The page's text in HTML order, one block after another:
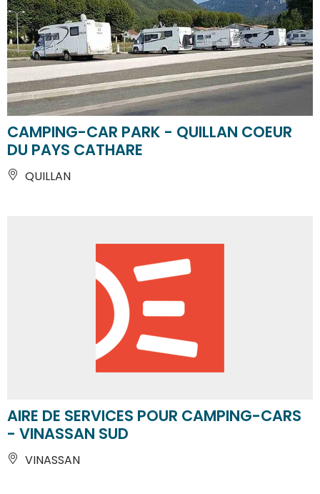
CAMPING-CAR PARK - QUILLAN COEUR
DU PAYS CATHARE
QUILLAN
AIRE DE SERVICES POUR CAMPING-CARS
- VINASSAN SUD
VINASSAN